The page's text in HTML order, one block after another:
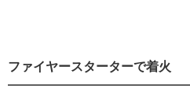
ファイヤースターターで着火